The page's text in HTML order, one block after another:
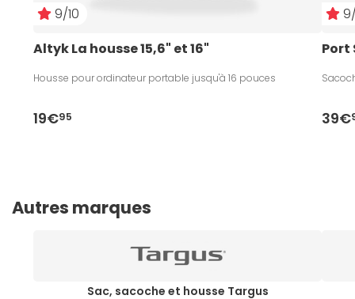
9/10
Altyk La housse 15,6" et 16"
Housse pour ordinateur portable jusqu'à 16 pouces
19€95
Port
39€
Autres marques
Sac, sacoche et housse Targus